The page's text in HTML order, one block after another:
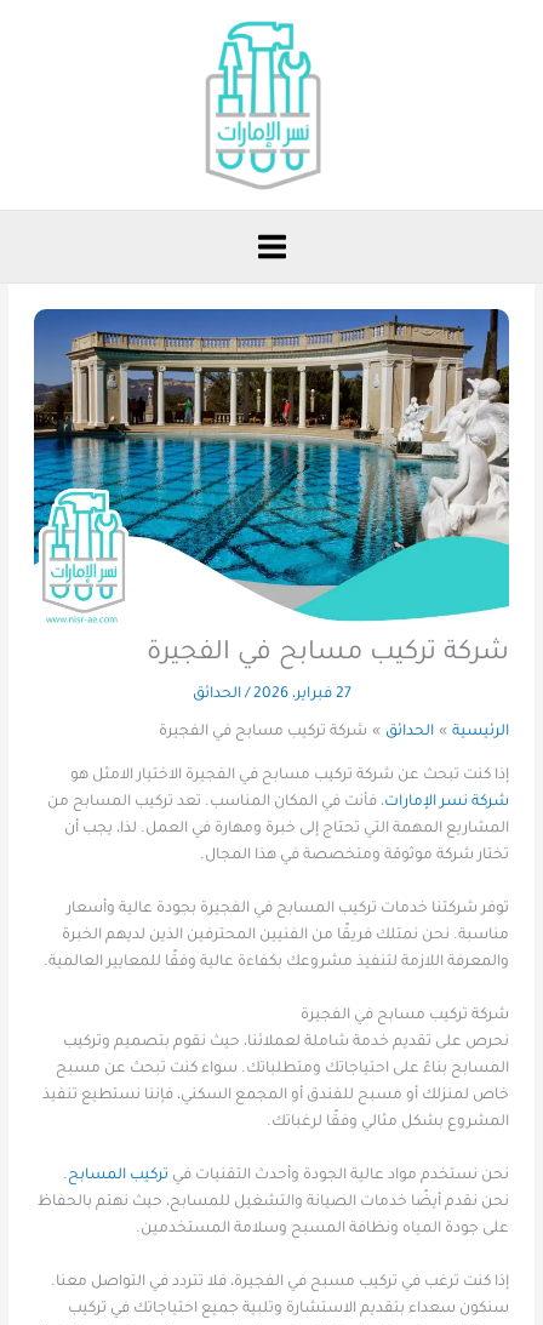
شركة تركيب مسابح في الفجيرة
27 فبراير، 2026 /الحدائق
الرئيسية الحدائق شركة تركيب مسابح في الفجيرة
إذا كنت تبحث عن شركة تركيب مسابح في الفجيرة الاختيار الامثل هو
شركة نسر الإمارات، فأنت في المكان المناسب. تعد تركيب المسابح من
المشاريع المهمة التي تحتاج إلى خبرة ومهارة في العمل. لذا، يجب أن
تختار شركة موثوقة ومتخصصة في هذا المجال.
توفر شركتنا خدمات تركيب المسابح في الفجيرة بجودة عالية وأسعار
مناسبة. نحن نمتلك فريقًا من الفنيين المحترفين الذين لديهم الخبرة
والمعرفة اللازمة لتنفيذ مشروعك بكفاءة عالية وفقًا للمعايير العالمية.
شركة تركيب مسابح في الفجيرة
نحرص على تقديم خدمة شاملة لعملائنا، حيث نقوم بتصميم وتركيب
المسابح بناءً على احتياجاتك ومتطلباتك. سواء كنت تبحث عن مسبح
خاص لمنزلك أو مسبح للفندق أو المجمع السكني، فإننا نستطيع تنفيذ
المشروع بشكل مثالي وفقًا لرغباتك.
نحن نستخدم مواد عالية الجودة وأحدث التقنيات في تركيب المسابح.
نحن نقدم أيضًا خدمات الصيانة والتشغيل للمسابح، حيث نهتم بالحفاظ
على جودة المياه ونظافة المسبح وسلامة المستخدمين.
إذا كنت ترغب في تركيب مسبح في الفجيرة، فلا تتردد في التواصل معنا.
سنكون سعداء بتقديم الاستشارة وتلبية جميع احتياجاتك في تركيب